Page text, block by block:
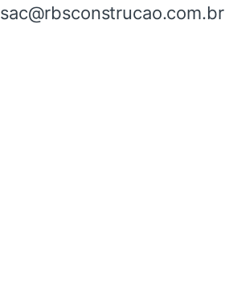
sac@rbsconstrucao.com.br